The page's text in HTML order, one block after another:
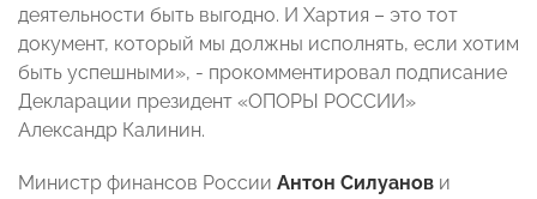
деятельности быть выгодно. И Хартия – это тот
документ, который мы должны исполнять, если хотим
быть успешными», - прокомментировал подписание
Декларации президент «ОПОРЫ РОССИИ»
Александр Калинин.
Министр финансов России Антон Силуанов и